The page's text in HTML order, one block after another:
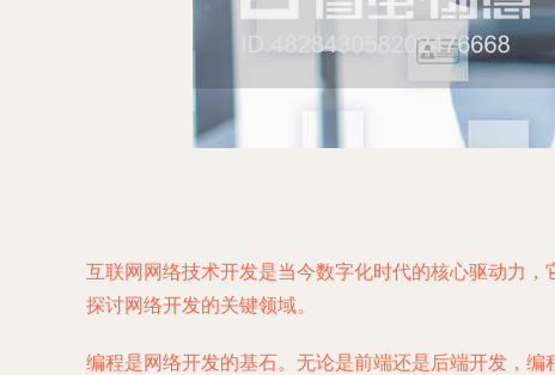
互联网网络技术开发是当今数字化时代的核心驱动力
探讨网络开发的关键领域。
编程是网络开发的基石。无论是前端还是后端开发，